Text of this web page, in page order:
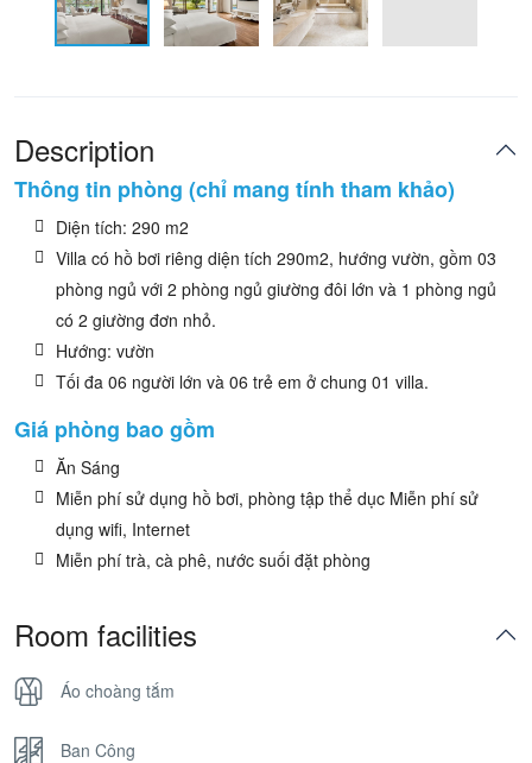
Description
Thông tin phòng (chỉ mang tính tham khảo)
Diện tích: 290 m2
Villa có hồ bơi riêng diện tích 290m2, hướng vườn, gồm 03
phòng ngủ với 2 phòng ngủ giường đôi lớn và 1 phòng ngủ
có 2 giường đơn nhỏ.
Hướng: vườn
Tối đa 06 người lớn và 06 trẻ em ở chung 01 villa.
Giá phòng bao gồm
Ăn Sáng
Miễn phí sử dụng hồ bơi, phòng tập thể dục Miễn phí sử
dụng wifi, Internet
Miễn phí trà, cà phê, nước suối đặt phòng
Room facilities
Áo choàng tắm
Ban Công